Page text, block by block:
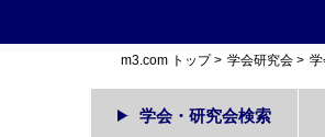
m3.com トップ> 学会研究会 >
学会・研究会検索